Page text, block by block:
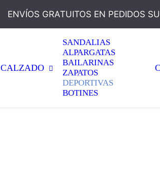
ENVÍOS GRATUITOS EN PEDIDOS
CALZADO
SANDALIAS
ALPARGATAS
BAILARINAS
ZAPATOS
DEPORTIVAS
BOTINES